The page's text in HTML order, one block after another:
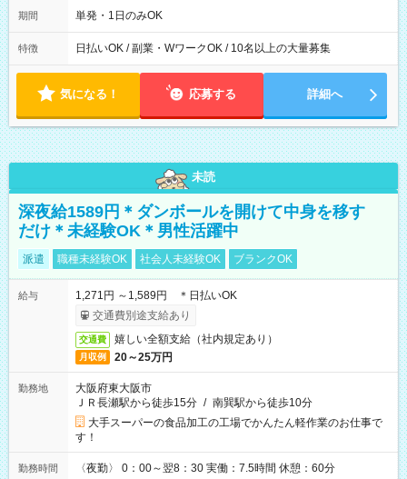
期間 単発・1日のみOK
特徴 日払いOK / 副業・WワークOK / 10名以上の大量募集
気になる！ 応募する 詳細へ
未読
深夜給1589円＊ダンボールを開けて中身を移す
だけ＊未経験OK＊男性活躍中
派遣 職種未経験OK 社会人未経験OK ブランクOK
給与
1,271円 ～1,589円 ＊日払いOK
交通費別途支給あり
交通費 嬉しい全額支給（社内規定あり）
月収例 20～25万円
勤務地
大阪府東大阪市
ＪＲ長瀬駅から徒歩15分 / 南巽駅から徒歩10分
大手スーパーの食品加工の工場でかんたん軽作業のお仕事で
す！
勤務時間 〈夜勤〉 0：00～翌8：30 実働：7.5時間 休憩：60分